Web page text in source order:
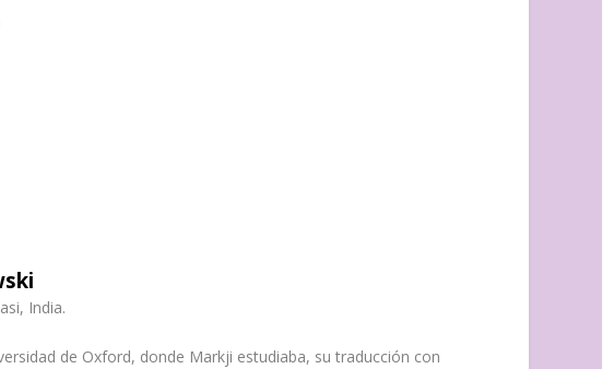
India.
de Oxford, donde Markji estudiaba, su traducción con